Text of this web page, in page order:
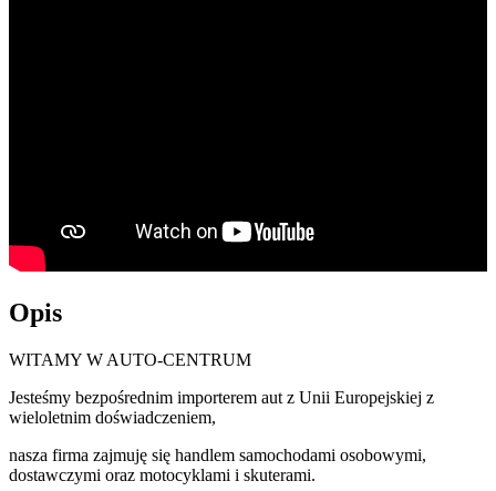
Opis
WITAMY W AUTO-CENTRUM
Jesteśmy bezpośrednim importerem aut z Unii Europejskiej z
wieloletnim doświadczeniem,
nasza firma zajmuję się handlem samochodami osobowymi,
dostawczymi oraz motocyklami i skuterami.